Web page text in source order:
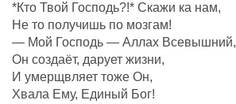
*Кто Твой Господь?!* Скажи ка нам,
Не то получишь по мозгам!
— Мой Господь — Аллах Всевышний,
Он создаëт, дарует жизни,
И умерщвляет тоже Он,
Хвала Ему, Единый Бог!